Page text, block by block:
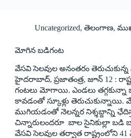
Uncategorized, తెలంగాణ,
మోగిన బడిగంట
వేసవి సెలవుల అనంతరం తెరుచుకున్న
హైదరాబాద్‌, ‌ప్రజాతంత్ర, జూన్‌ 12 :
గంటలు మోగాయి. ఎండలు తగ్గకున్నా
‌కావడంతో స్కూళ్లు తెరుచుకున్నాయి.
ముగియడంతో నెలన్నర నిశ్శబ్దాన్ని
చిన్నారులందరూ బాల సైనికుల్లా బడి
వేసవి సెలవుల తర్వాత రాష్ట్రంలోని 41